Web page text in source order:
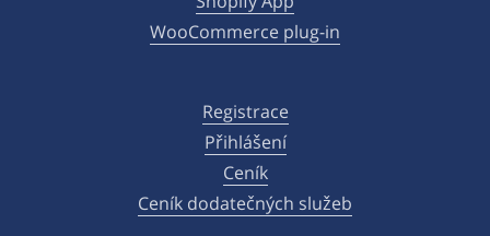
WooCommerce plug-in
Registrace
Přihlášení
Ceník
Ceník dodatečných služeb